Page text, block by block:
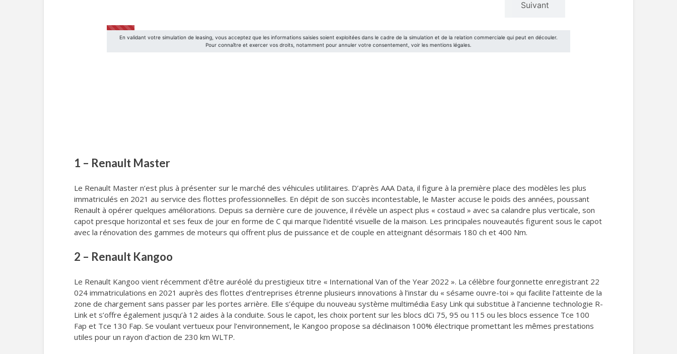
1 – Renault Master
Le Renault Master n’est plus à présenter sur le marché des véhicules utilitaires. D’après AAA Data, il figure à la première place des modèles les plus
immatriculés en 2021 au service des flottes professionnelles. En dépit de son succès incontestable, le Master accuse le poids des années, poussant
Renault à opérer quelques améliorations. Depuis sa dernière cure de jouvence, il révèle un aspect plus « costaud » avec sa calandre plus verticale, son
capot presque horizontal et ses feux de jour en forme de C qui marque l’identité visuelle de la maison. Les principales nouveautés figurent sous le capot
avec la rénovation des gammes de moteurs qui offrent plus de puissance et de couple en atteignant désormais 180 ch et 400 Nm.
2 – Renault Kangoo
Le Renault Kangoo vient récemment d’être auréolé du prestigieux titre « International Van of the Year 2022 ». La célèbre fourgonnette enregistrant 22
024 immatriculations en 2021 auprès des flottes d’entreprises étrenne plusieurs innovations à l’instar du « sésame ouvre-toi » qui facilite l’atteinte de la
zone de chargement sans passer par les portes arrière. Elle s’équipe du nouveau système multimédia Easy Link qui substitue à l’ancienne technologie R-
Link et s’offre également jusqu’à 12 aides à la conduite. Sous le capot, les choix portent sur les blocs dCi 75, 95 ou 115 ou les blocs essence Tce 100
Fap et Tce 130 Fap. Se voulant vertueux pour l’environnement, le Kangoo propose sa déclinaison 100% électrique promettant les mêmes prestations
utiles pour un rayon d’action de 230 km WLTP.